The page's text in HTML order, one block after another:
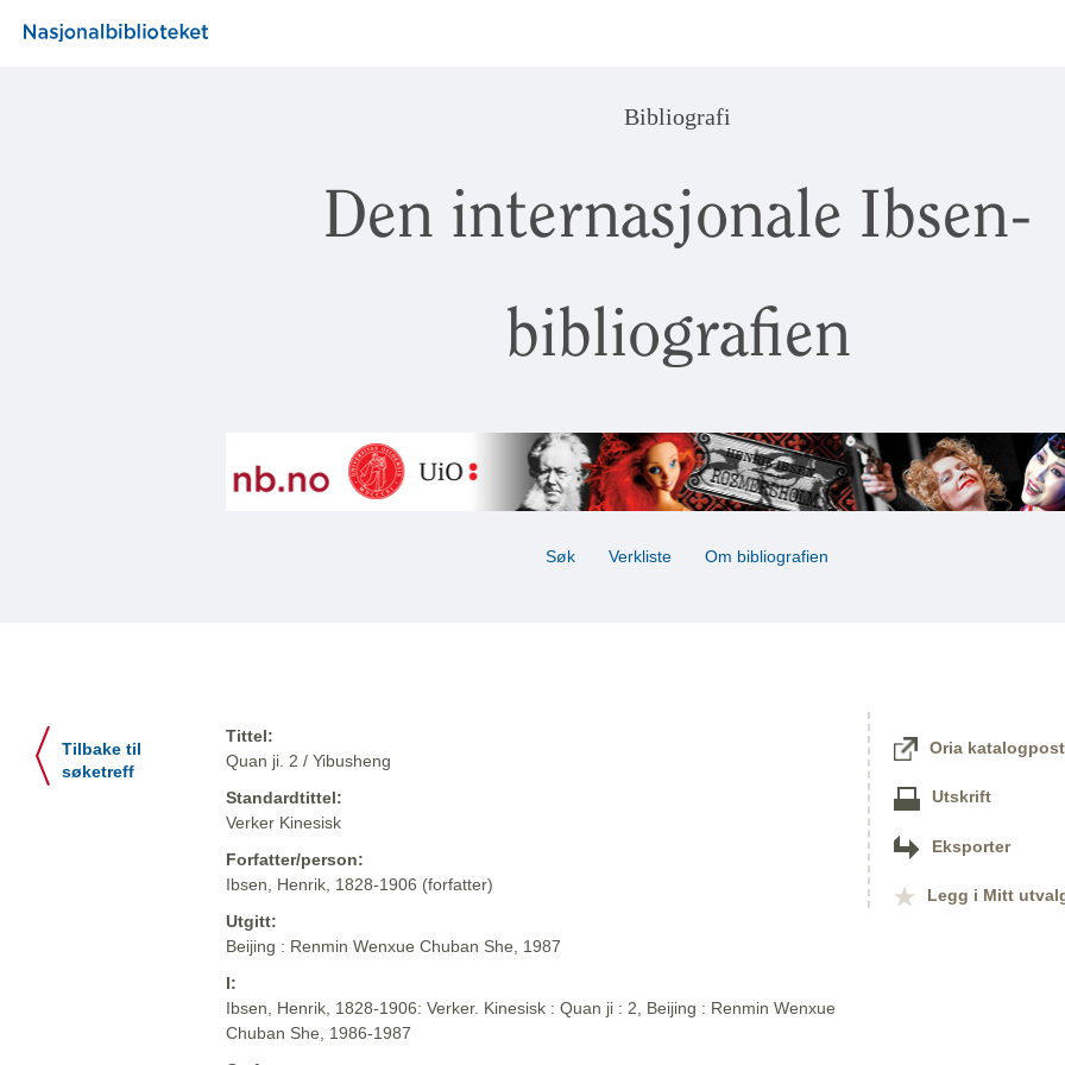
Bibliografi
Den internasjonale Ibsen-
bibliografien
Søk Verkliste Om bibliografien
Tilbake til
søketreff
Tittel:
Quan ji. 2 / Yibusheng
Standardtittel:
Verker Kinesisk
Forfatter/person:
Ibsen, Henrik, 1828-1906 (forfatter)
Utgitt:
Beijing : Renmin Wenxue Chuban She, 1987
I:
Ibsen, Henrik, 1828-1906: Verker. Kinesisk : Quan ji : 2, Beijing : Renmin Wenxue
Chuban She, 1986-1987
Oria katalogpost
Utskrift
Eksporter
Legg i Mitt